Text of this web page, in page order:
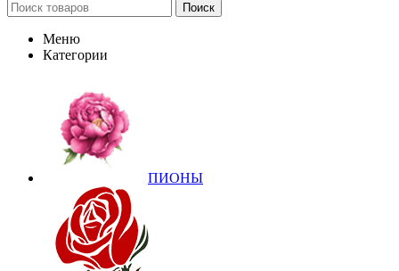
Поиск
Меню
Категории
ПИОНЫ